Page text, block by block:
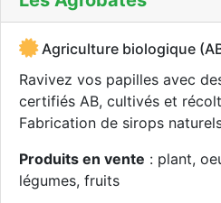
Agriculture biologique
Ravivez vos papilles avec
certifiés AB, cultivés et
Fabrication de sirops
Produits en vente : plant,
légumes, fruits